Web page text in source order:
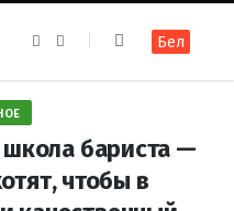
e
k
t
a
m
Бел
школа бариста —
чтобы в